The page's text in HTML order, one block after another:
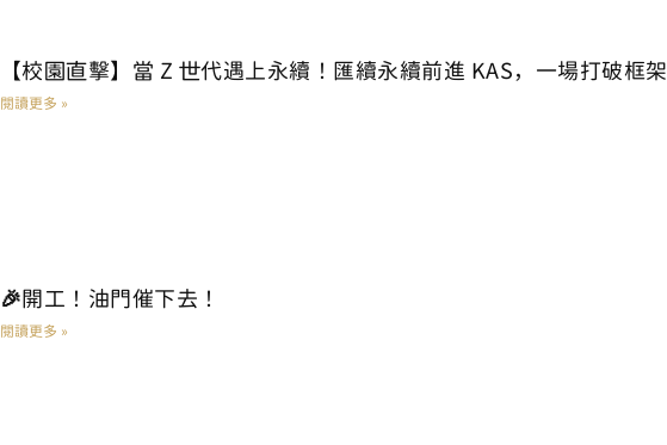
【校園直擊】當 Z 世代遇上永續！匯續永續前進 KAS，一場打破框
閱讀更多 »
🎉開工！油門催下去！
閱讀更多 »